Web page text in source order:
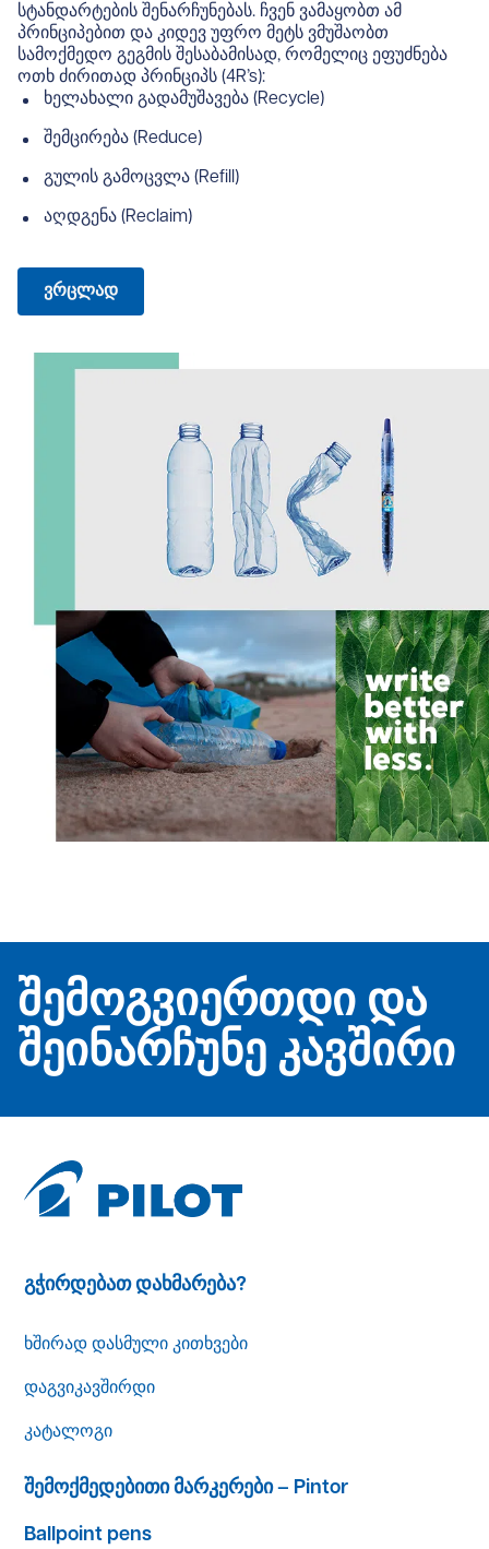
სტანდარტების შენარჩუნებას. ჩვენ ვამაყობთ ამ
პრინციპებით და კიდევ უფრო მეტს ვმუშაობთ
სამოქმედო გეგმის შესაბამისად, რომელიც ეფუძნება
ოთხ ძირითად პრინციპს (4R’s):
ხელახალი გადამუშავება (Recycle)
შემცირება (Reduce)
გულის გამოცვლა (Refill)
აღდგენა (Reclaim)
ვრცლად
შემოგვიერთდი და
შეინარჩუნე კავშირი
გჭირდებათ დახმარება?
ხშირად დასმული კითხვები
დაგვიკავშირდი
კატალოგი
შემოქმედებითი მარკერები – Pintor
Ballpoint pens